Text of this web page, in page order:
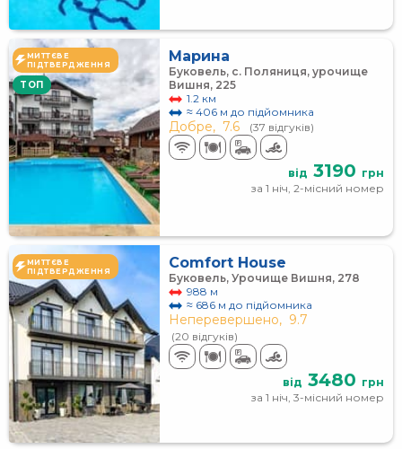
МИТТЄВЕ
ПІДТВЕРДЖЕННЯ
TOП
Марина
Буковель, с. Поляниця, урочище
Вишня, 225
1.2 км
≈ 406 м до підйомника
Добре, 7.6 (37 відгуків)
від 3190 грн
за 1 ніч, 2-місний номер
МИТТЄВЕ
ПІДТВЕРДЖЕННЯ
Comfort House
Буковель, Урочище Вишня, 278
988 м
≈ 686 м до підйомника
Неперевершено, 9.7
(20 відгуків)
від 3480 грн
за 1 ніч, 3-місний номер